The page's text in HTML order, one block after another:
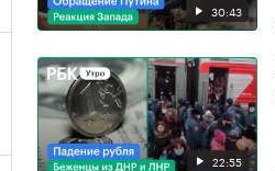
30:43
22:55